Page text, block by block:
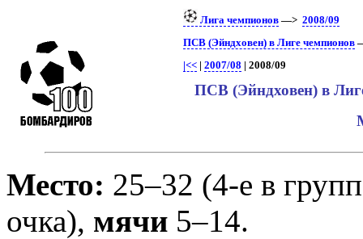
Лига чемпионов—> 2008/09
ПСВ (Эйндховен) в Лиге чемпионов
|<<| 2007/08 | 2008/09
ПСВ (Эйндховен) в
Место: 25–32 (4-е в
очка), мячи 5–14.